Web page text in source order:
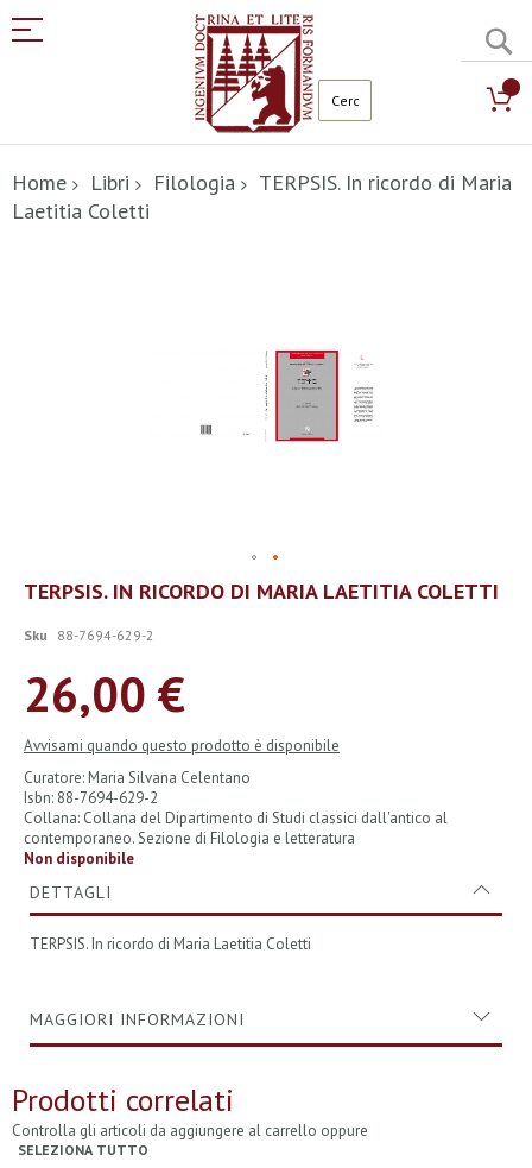
al
contenuto
Home Libri Filologia
TERPSIS. In ricordo di Maria
Laetitia Coletti
Vai
all'inizio
galleria
immagini
TERPSIS. IN RICORDO DI MARIA LAETITIA COLETTI
Sku 88-7694-629-2
26,00 €
Avvisami quando questo prodotto è disponibile
Curatore: Maria Silvana Celentano
Isbn: 88-7694-629-2
Collana: Collana del Dipartimento di Studi classici dall'antico al
contemporaneo. Sezione di Filologia e letteratura
Non disponibile
DETTAGLI
TERPSIS. In ricordo di Maria Laetitia Coletti
MAGGIORI INFORMAZIONI
Prodotti correlati
Controlla gli articoli da aggiungere al carrello oppure
SELEZIONA TUTTO